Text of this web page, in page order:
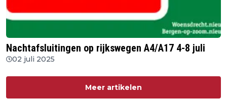
Nachtafsluitingen op rijkswegen A4/A17 4-8 juli
02 juli 2025
Meer artikelen